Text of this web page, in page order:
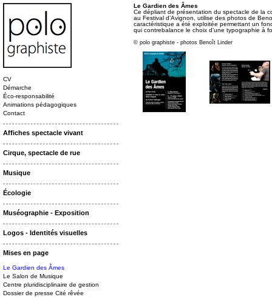
CV
Démarche
Éco-responsabilité
Animations pédagogiques
Contact
Affiches spectacle vivant
Cirque, spectacle de rue
Musique
Écologie
Muséographie - Exposition
Logos - Identités visuelles
Mises en page
Le Gardien des Âmes
Le Salon de Musique
Centre pluridisciplinaire de gestion
Dossier de presse Cité rêvée
Le Gardien des Âmes
Ce dépliant de présentation du spectacle de la
au Festival d’Avignon, utilise des photos de
caractéristique a été exploitée permettant un
qui contrebalance le choix d’une typographie à
© polo graphiste - photos Benoît Linder